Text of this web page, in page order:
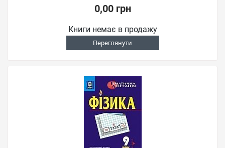
0,00 грн
Книги немає в продажу
Переглянути